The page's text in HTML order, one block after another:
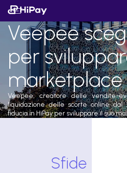
Veepee
per
marketplace
Veepee, creatore delle vendite-
liquidazione delle scorte online dal
fiducia in HiPay per sviluppare il suo
Sfide